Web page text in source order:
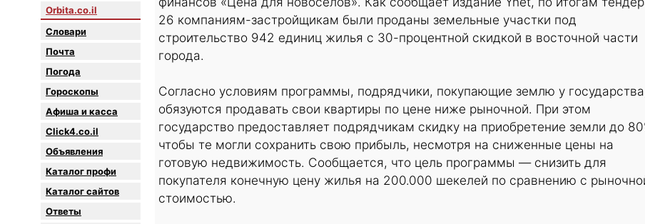
Orbita.co.il
Словари
Почта
Погода
Гороскопы
Афиша и касса
Click4.co.il
Объявления
Каталог профи
Каталог сайтов
Oтветы
26 компаниям-застройщикам были проданы земельные участки под
строительство 942 единиц жилья с 30-процентной скидкой в восточной части
города.
Согласно условиям программы, подрядчики, покупающие землю у
обязуются продавать свои квартиры по цене ниже рыночной. При этом
государство предоставляет подрядчикам скидку на приобретение земли до
чтобы те могли сохранить свою прибыль, несмотря на сниженные цены на
готовую недвижимость. Сообщается, что цель программы — снизить для
покупателя конечную цену жилья на 200.000 шекелей по сравнению с
стоимостью.